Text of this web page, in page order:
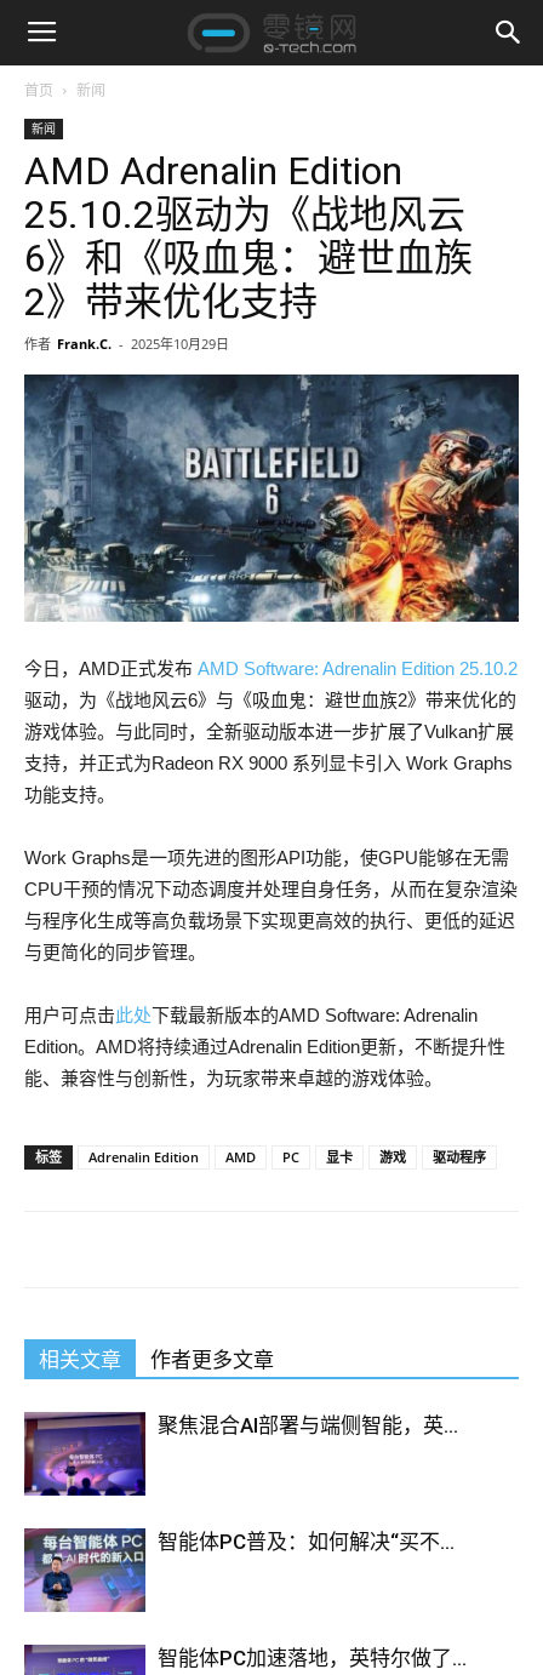
首页 新闻
新闻
AMD Adrenalin Edition
25.10.2驱动为《战地风云
6》和《吸血鬼：避世血族
2》带来优化支持
作者 Frank.C. - 2025年10月29日
今日，AMD正式发布 AMD Software: Adrenalin Edition 25.10.2
驱动，为《战地风云6》与《吸血鬼：避世血族2》带来优化的
游戏体验。与此同时，全新驱动版本进一步扩展了Vulkan扩展
支持，并正式为Radeon RX 9000 系列显卡引入 Work Graphs
功能支持。
Work Graphs是一项先进的图形API功能，使GPU能够在无需
CPU干预的情况下动态调度并处理自身任务，从而在复杂渲染
与程序化生成等高负载场景下实现更高效的执行、更低的延迟
与更简化的同步管理。
用户可点击此处下载最新版本的AMD Software: Adrenalin
Edition。AMD将持续通过Adrenalin Edition更新，不断提升性
能、兼容性与创新性，为玩家带来卓越的游戏体验。
标签 Adrenalin Edition AMD PC 显卡 游戏 驱动程序
相关文章 作者更多文章
聚焦混合AI部署与端侧智能，英...
智能体PC普及：如何解决“买不...
智能体PC加速落地，英特尔做了...